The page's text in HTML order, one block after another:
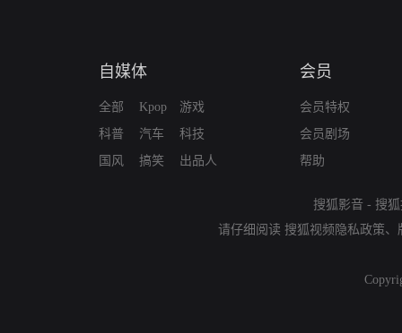
自媒体
全部
科普
国风
Kpop
汽车
搞笑
游戏
科技
出品人
会员
会员特权
会员剧场
帮助
搜狐影音 - 搜
请仔细阅读 搜狐视频隐私政策、